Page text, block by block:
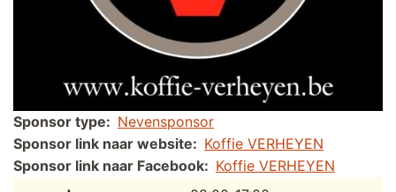
Sponsor type
Nevensponsor
Sponsor link naar website
Koffie VERHEYEN
Sponsor link naar Facebook
Koffie VERHEYEN
Tijdslot
Reactie